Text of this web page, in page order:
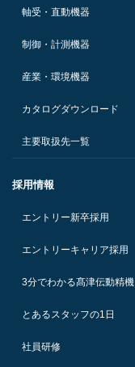
軸受・直動機器
制御・計測機器
産業・環境機器
カタログダウンロード
主要取扱先一覧
採用情報
エントリー新卒採用
エントリーキャリア採用
3分でわかる髙津伝動精機
とあるスタッフの1日
社員研修